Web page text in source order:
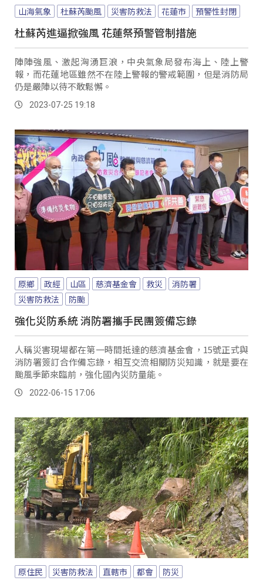
山海氣象 杜蘇芮颱風 災害防救法 花蓮市 預警性封閉
杜蘇芮進逼掀強風 花蓮祭預警管制措施
陣陣強風、激起洶湧巨浪，中央氣象局發布海上、陸上警
報，而花蓮地區雖然不在陸上警報的警戒範圍，但是消防局
仍是嚴陣以待不敢鬆懈。
2023-07-25 19:18
原鄉 政經 山區 慈濟基金會 救災
消防署
災害防救法
防颱
強化災防系統 消防署攜手民團簽備忘錄
人稱災害現場都在第一時間抵達的慈濟基金會，15號正式與
消防署簽訂合作備忘錄，相互交流相關防災知識，就是要在
颱風季節來臨前，強化國內災防量能。
2022-06-15 17:06
原住民 災害防救法 直轄市 都會 防災